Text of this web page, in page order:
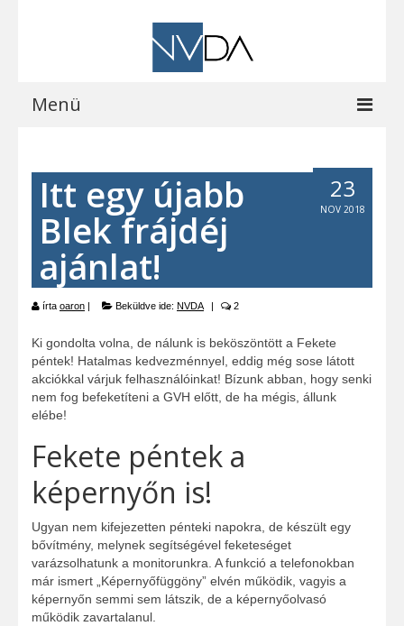
Menü
A programról
Letöltések
Vocalizer vásárlás
Blog
EOCast
Elérhetőségeink
23
NOV 2018
Itt egy újabb
Blek frájdéj
ajánlat!
írta oaron | Beküldve ide: NVDA | 2
Ki gondolta volna, de nálunk is beköszöntött a Fekete
péntek! Hatalmas kedvezménnyel, eddig még sose látott
akciókkal várjuk felhasználóinkat! Bízunk abban, hogy senki
nem fog befeketíteni a GVH előtt, de ha mégis, állunk
elébe!
Fekete péntek a
képernyőn is!
Ugyan nem kifejezetten pénteki napokra, de készült egy
bővítmény, melynek segítségével feketeséget
varázsolhatunk a monitorunkra. A funkció a telefonokban
már ismert „Képernyőfüggöny” elvén működik, vagyis a
képernyőn semmi sem látszik, de a képernyőolvasó
működik zavartalanul.